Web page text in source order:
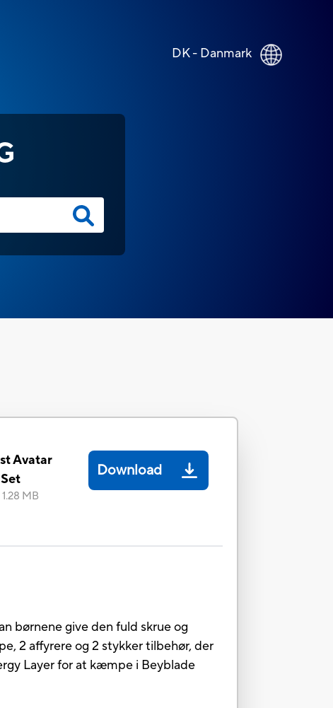
DK - Danmark
Avatar
1.28 MB
Download
børnene give den fuld skrue og
2 affyrere og 2 stykker tilbehør, der
Layer for at kæmpe i Beyblade